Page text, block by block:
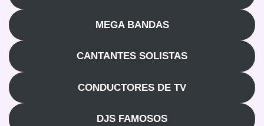
MEGA BANDAS
CANTANTES SOLISTAS
CONDUCTORES DE TV
DJS FAMOSOS